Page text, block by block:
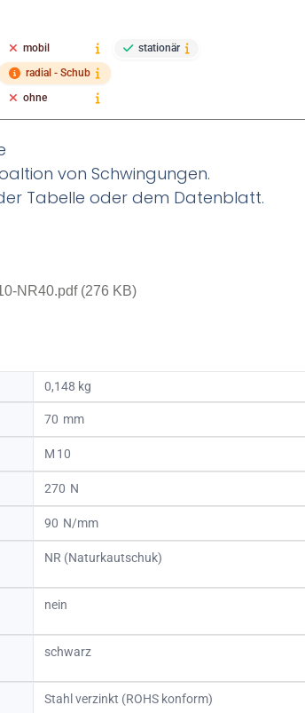
mobil stationär
radial - Schub
ohne
von Schwingungen.
Tabelle oder dem Datenblatt.
NR40.pdf (276 KB)
0,148 kg
70
10
270
90
NR (Naturkautschuk)
nein
schwarz
Stahl verzinkt (ROHS konform)